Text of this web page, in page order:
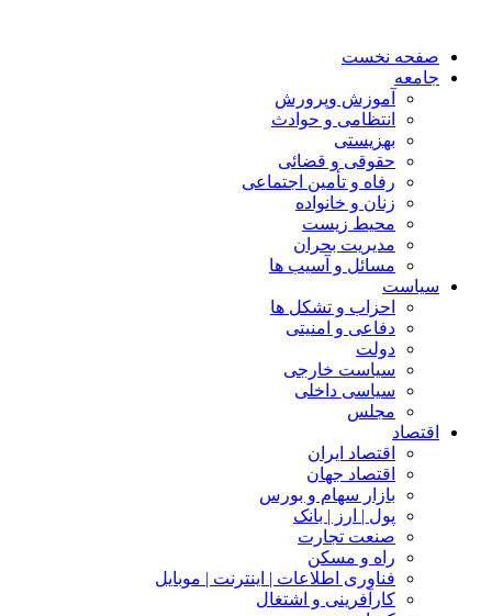
صفحه نخست
جامعه
آموزش وپرورش
انتظامی و حوادث
بهزیستی
حقوقی و قضائی
رفاه و تأمین اجتماعی
زنان و خانواده
محیط زیست
مدیریت بحران
مسائل و آسیب ها
سیاست
احزاب و تشکل ها
دفاعی و امنیتی
دولت
سیاست خارجی
سیاسی داخلی
مجلس
اقتصاد
اقتصاد ایران
اقتصاد جهان
بازار سهام و بورس
پول | ارز | بانک
صنعت تجارت
راه و مسکن
فناوری اطلاعات | اینترنت | موبایل
کارآفرینی و اشتغال